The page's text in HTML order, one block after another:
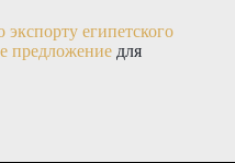
экспорту египетского
предложение для